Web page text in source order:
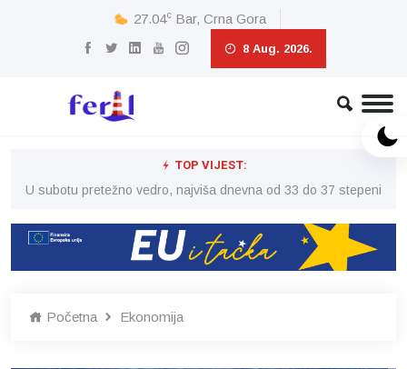
27.04c Bar, Crna Gora
8 Aug. 2026.
TOP VIJEST:
U subotu pretežno vedro, najviša dnevna od 33 do 37 stepeni
Početna Ekonomija